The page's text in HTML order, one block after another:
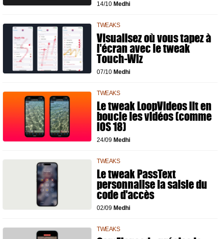
14/10 Medhi
TWEAKS
Visualisez où vous tapez à
l'écran avec le tweak
Touch-Wiz
07/10 Medhi
TWEAKS
Le tweak LoopVideos lit en
boucle les vidéos (comme
iOS 18)
24/09 Medhi
TWEAKS
Le tweak PassText
personnalise la saisie du
code d'accès
02/09 Medhi
TWEAKS